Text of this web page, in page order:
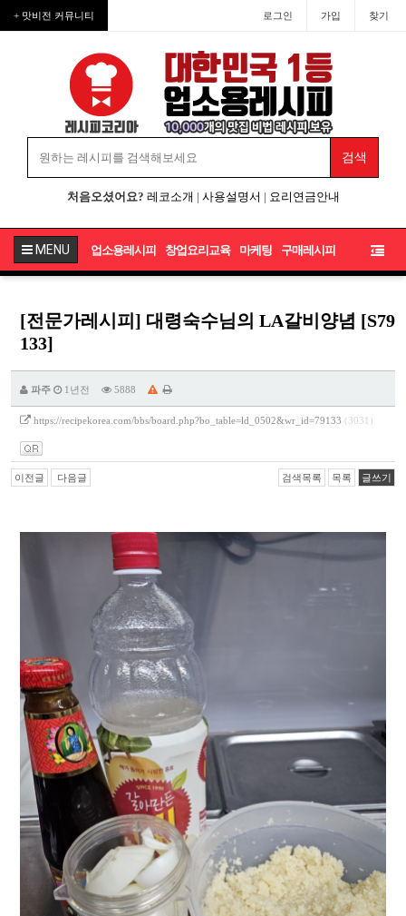
+ 맛비전 커뮤니티 로그인 가입 찾기
처음오셨어요? 레코소개 | 사용설명서 | 요리연금안내
MENU 업소용레시피 창업요리교육 마케팅 구매레시피
[전문가레시피] 대령숙수님의 LA갈비양념 [S79
133]
파주 1년전 5888
https://recipekorea.com/bbs/board.php?bo_table=ld_0502&wr_id=79133 (3031)
이전글 다음글 검색목록 목록 글쓰기